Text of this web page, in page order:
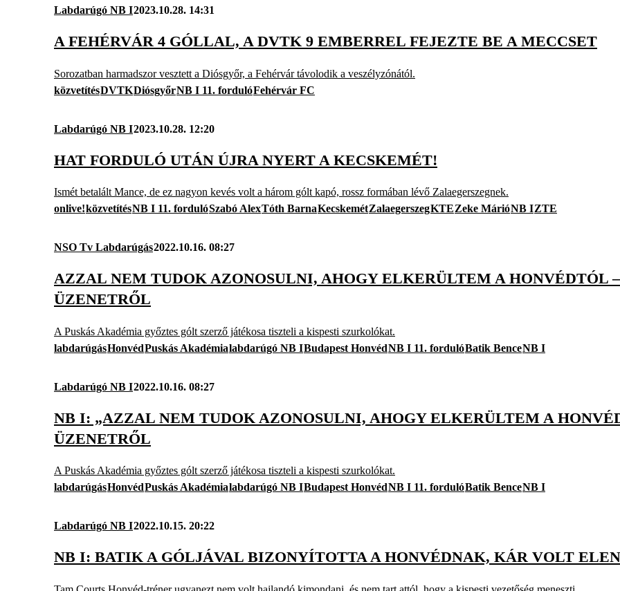
Labdarúgó NB I2023.10.28. 14:31
A FEHÉRVÁR 4 GÓLLAL, A DVTK 9 EMBERREL FEJEZTE BE A MECCSET
Sorozatban harmadszor vesztett a Diósgyőr, a Fehérvár távolodik a veszélyzónától.
közvetítésDVTKDiósgyőrNB I 11. fordulóFehérvár FC
Labdarúgó NB I2023.10.28. 12:20
HAT FORDULÓ UTÁN ÚJRA NYERT A KECSKEMÉT!
Ismét betalált Mance, de ez nagyon kevés volt a három gólt kapó, rossz formában lévő Zalaegerszegnek.
onlive!közvetítésNB I 11. fordulóSzabó AlexTóth BarnaKecskemétZalaegerszegKTEZeke MárióNB IZTE
NSO Tv Labdarúgás2022.10.16. 08:27
AZZAL NEM TUDOK AZONOSULNI, AHOGY ELKERÜLTEM A HONVÉDTÓL
ÜZENETRŐL
A Puskás Akadémia győztes gólt szerző játékosa tiszteli a kispesti szurkolókat.
labdarúgásHonvédPuskás Akadémialabdarúgó NB IBudapest HonvédNB I 11. fordulóBatik BenceNB I
Labdarúgó NB I2022.10.16. 08:27
NB I: „AZZAL NEM TUDOK AZONOSULNI, AHOGY ELKERÜLTEM A
ÜZENETRŐL
A Puskás Akadémia győztes gólt szerző játékosa tiszteli a kispesti szurkolókat.
labdarúgásHonvédPuskás Akadémialabdarúgó NB IBudapest HonvédNB I 11. fordulóBatik BenceNB I
Labdarúgó NB I2022.10.15. 20:22
NB I: BATIK A GÓLJÁVAL BIZONYÍTOTTA A HONVÉDNAK, KÁR VOLT